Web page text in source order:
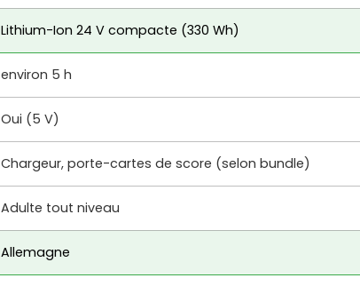
Lithium-Ion 24 V compacte (330 Wh)
environ 5 h
Oui (5 V)
Chargeur, porte-cartes de score (selon bundle)
Adulte tout niveau
Allemagne